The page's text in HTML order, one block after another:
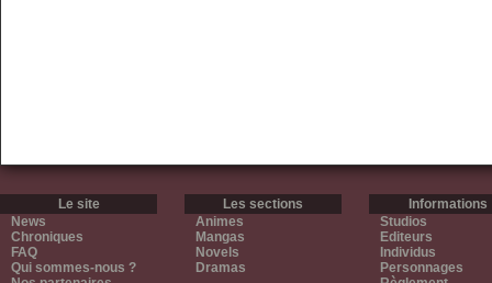
Le site
News
Chroniques
FAQ
Qui sommes-nous ?
Les sections
Animes
Mangas
Novels
Dramas
Informations
Studios
Editeurs
Individus
Personnages